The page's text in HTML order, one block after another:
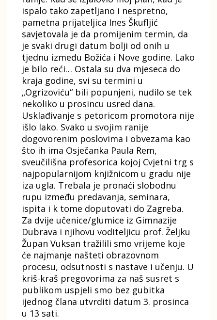
ispalo tako zapetljano i nespretno,
pametna prijateljica Ines Škufljić
savjetovala je da promijenim termin, da
je svaki drugi datum bolji od onih u
tjednu između Božića i Nove godine. Lako
je bilo reći… Ostala su dva mjeseca do
kraja godine, svi su termini u
„Ogrizoviću“ bili popunjeni, nudilo se tek
nekoliko u prosincu usred dana.
Usklađivanje s petoricom promotora nije
išlo lako. Svako u svojim ranije
dogovorenim poslovima i obvezama kao
što ih ima Osječanka Paula Rem,
sveučilišna profesorica kojoj Cvjetni trg s
najpopularnijom knjižnicom u gradu nije
iza ugla. Trebala je pronaći slobodnu
rupu između predavanja, seminara,
ispita i k tome doputovati do Zagreba.
Za dvije učenice/glumice iz Gimnazije
Dubrava i njihovu voditeljicu prof. Željku
Župan Vuksan tražilili smo vrijeme koje
će najmanje našteti obrazovnom
procesu, odsutnosti s nastave i učenju. U
kriš-kraš pregovorima za naš susret s
publikom uspjeli smo bez gubitka
ijednog člana utvrditi datum 3. prosinca
u 13 sati.